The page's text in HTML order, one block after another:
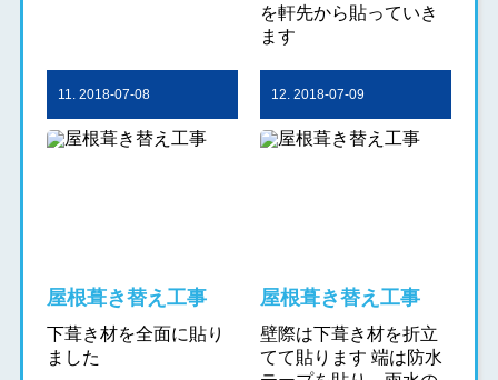
を軒先から貼っていき
ます
11. 2018-07-08
屋根葺き替え工事
下葺き材を全面に貼り
ました
12. 2018-07-09
屋根葺き替え工事
壁際は下葺き材を折立
てて貼ります 端は防水